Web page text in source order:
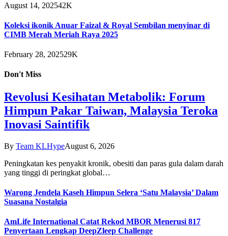
August 14, 202542K
Koleksi ikonik Anuar Faizal & Royal Sembilan menyinar di
CIMB Merah Meriah Raya 2025
February 28, 202529K
Don't Miss
Revolusi Kesihatan Metabolik: Forum
Himpun Pakar Taiwan, Malaysia Teroka
Inovasi Saintifik
By Team KLHypeAugust 6, 2026
Peningkatan kes penyakit kronik, obesiti dan paras gula dalam darah
yang tinggi di peringkat global…
Warong Jendela Kaseh Himpun Selera ‘Satu Malaysia’ Dalam
Suasana Nostalgia
AmLife International Catat Rekod MBOR Menerusi 817
Penyertaan Lengkap DeepZleep Challenge